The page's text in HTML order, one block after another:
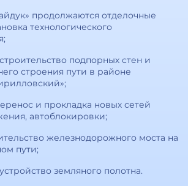
продолжаются отделочные
технологического
подпорных стен и
строения пути в районе
и прокладка новых сетей
автоблокировки;
железнодорожного моста на
пути;
земляного полотна.